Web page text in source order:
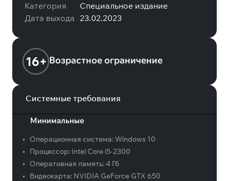
Категория
Специальное издание
Дата выхода 23.02.2023
16+ Возрастное ограничение
Системные требования
Минимальные
• Операционная система:Windows 10
•
Процессор: Intel Core i5-2300
•
Оперативная память:4 Гб
•
Видеокарта: NVIDIA GeForce GTX 650